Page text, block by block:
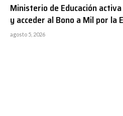
Ministerio de Educación
y acceder al Bono a Mil por la
agosto 5, 2026